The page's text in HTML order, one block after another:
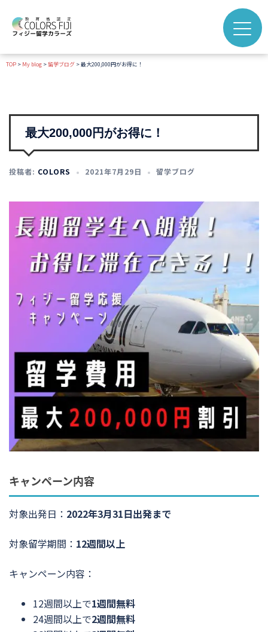
TOP > My blog >留学ブログ >最大200,000円がお得に！
最大200,000円がお得に！
投稿者: COLORS 2021年7月29日 留学ブログ
キャンペーン内容
対象出発日： 2022年3月31日出発まで
対象留学期間： 12週間以上
キャンペーン内容：
12週間以上で1週間無料
24週間以上で2週間無料